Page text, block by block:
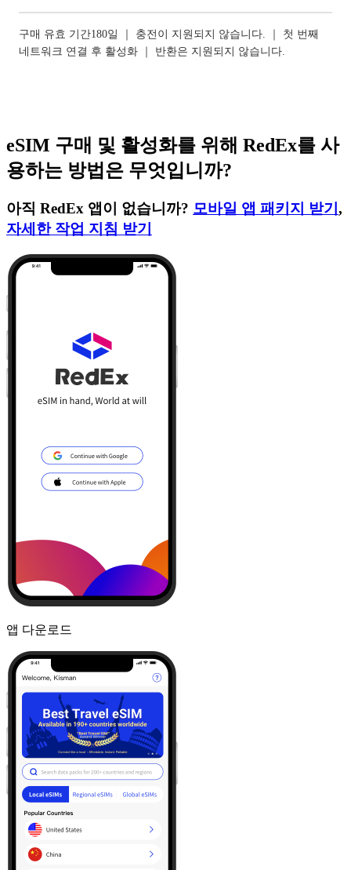
구매 유효 기간180일 ｜ 충전이 지원되지 않습니다. ｜ 첫 번째
네트워크 연결 후 활성화 ｜ 반환은 지원되지 않습니다.
eSIM 구매 및 활성화를 위해 RedEx를 사
용하는 방법은 무엇입니까?
아직 RedEx 앱이 없습니까? 모바일 앱 패키지 받기 ,
자세한 작업 지침 받기
앱 다운로드